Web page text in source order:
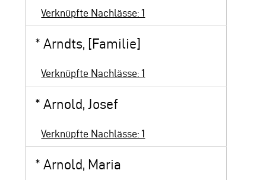
Verknüpfte Nachlässe: 1
*Arndts, [Familie]
Verknüpfte Nachlässe: 1
*Arnold, Josef
Verknüpfte Nachlässe: 1
*Arnold, Maria